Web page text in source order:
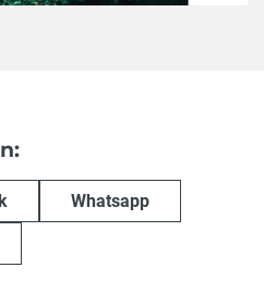
Whatsapp